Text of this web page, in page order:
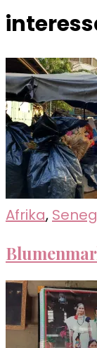
Afrika,